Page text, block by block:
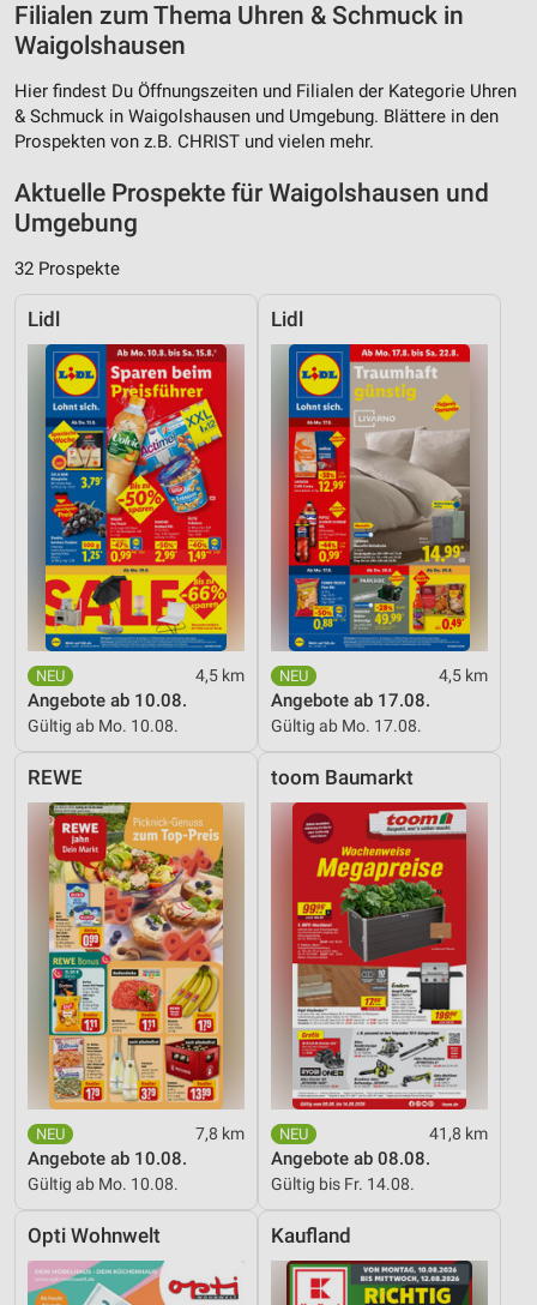
Filialen zum Thema Uhren & Schmuck in
Waigolshausen
Hier findest Du Öffnungszeiten und Filialen der Kategorie Uhren
& Schmuck in Waigolshausen und Umgebung. Blättere in den
Prospekten von z.B. CHRIST und vielen mehr.
Aktuelle Prospekte für Waigolshausen und
Umgebung
32 Prospekte
Lidl
4,5 km
Angebote ab 10.08.
Gültig ab Mo. 10.08.
Lidl
4,5 km
Angebote ab 17.08.
Gültig ab Mo. 17.08.
REWE
7,8 km
Angebote ab 10.08.
Gültig ab Mo. 10.08.
toom Baumarkt
41,8 km
Angebote ab 08.08.
Gültig bis Fr. 14.08.
Opti Wohnwelt Kaufland